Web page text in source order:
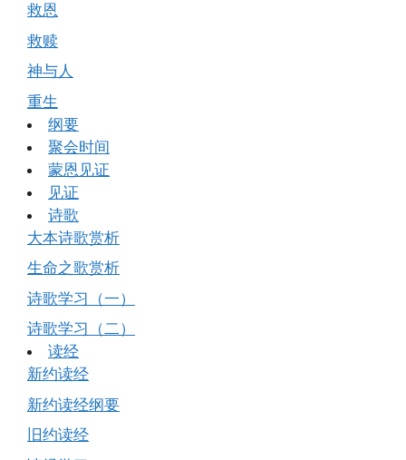
救恩
救赎
神与人
重生
纲要
聚会时间
蒙恩见证
见证
诗歌
大本诗歌赏析
生命之歌赏析
诗歌学习（一）
诗歌学习（二）
读经
新约读经
新约读经纲要
旧约读经